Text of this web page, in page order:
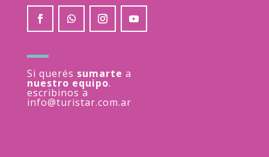
Si querés sumarte a
nuestro equipo.
escribinos a
info@turistar.com.ar